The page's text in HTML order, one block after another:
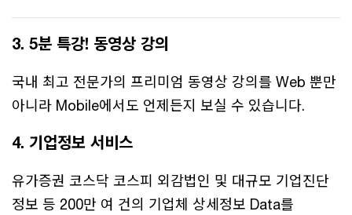
3. 5분 특강! 동영상 강의
국내 최고 전문가의 프리미엄 동영상 강의를 Web 뿐만
아니라 Mobile에서도 언제든지 보실 수 있습니다.
4. 기업정보 서비스
유가증권 코스닥 코스피 외감법인 및 대규모 기업진단
정보 등 200만 여 건의 기업체 상세정보 Data를